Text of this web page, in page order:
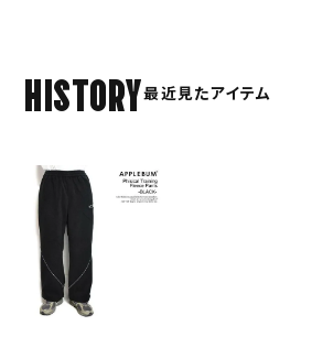
HISTORY最近見たアイテム